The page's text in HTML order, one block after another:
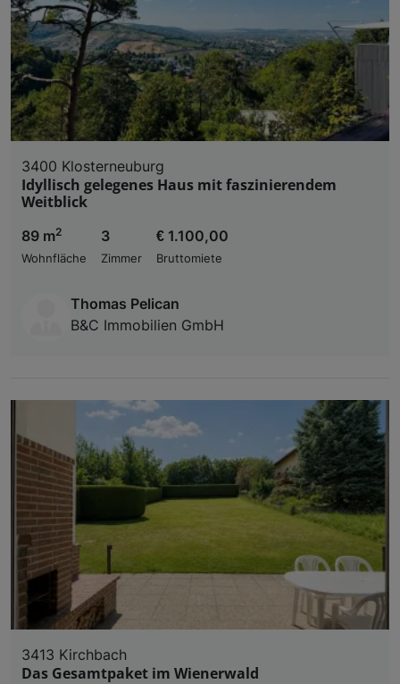
3400 Klosterneuburg
Idyllisch gelegenes Haus mit faszinierendem
Weitblick
89 m2
Wohnfläche
3
Zimmer
€ 1.100,00
Bruttomiete
Thomas Pelican
B&C Immobilien GmbH
3413 Kirchbach
Das Gesamtpaket im Wienerwald